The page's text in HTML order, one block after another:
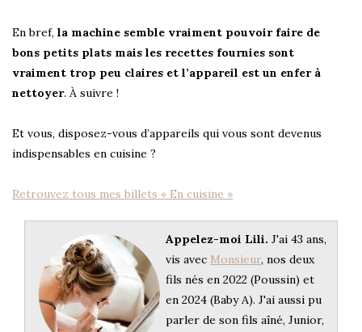
En bref, la machine semble vraiment pouvoir faire de
bons petits plats mais les recettes fournies sont
vraiment trop peu claires et l’appareil est un enfer à
nettoyer. À suivre !
Et vous, disposez-vous d’appareils qui vous sont devenus
indispensables en cuisine ?
Retrouvez tous mes billets « En cuisine »
Appelez-moi Lili. J'ai 43 ans,
vis avec Monsieur, nos deux
fils nés en 2022 (Poussin) et
en 2024 (Baby A). J'ai aussi pu
parler de son fils aîné, Junior,